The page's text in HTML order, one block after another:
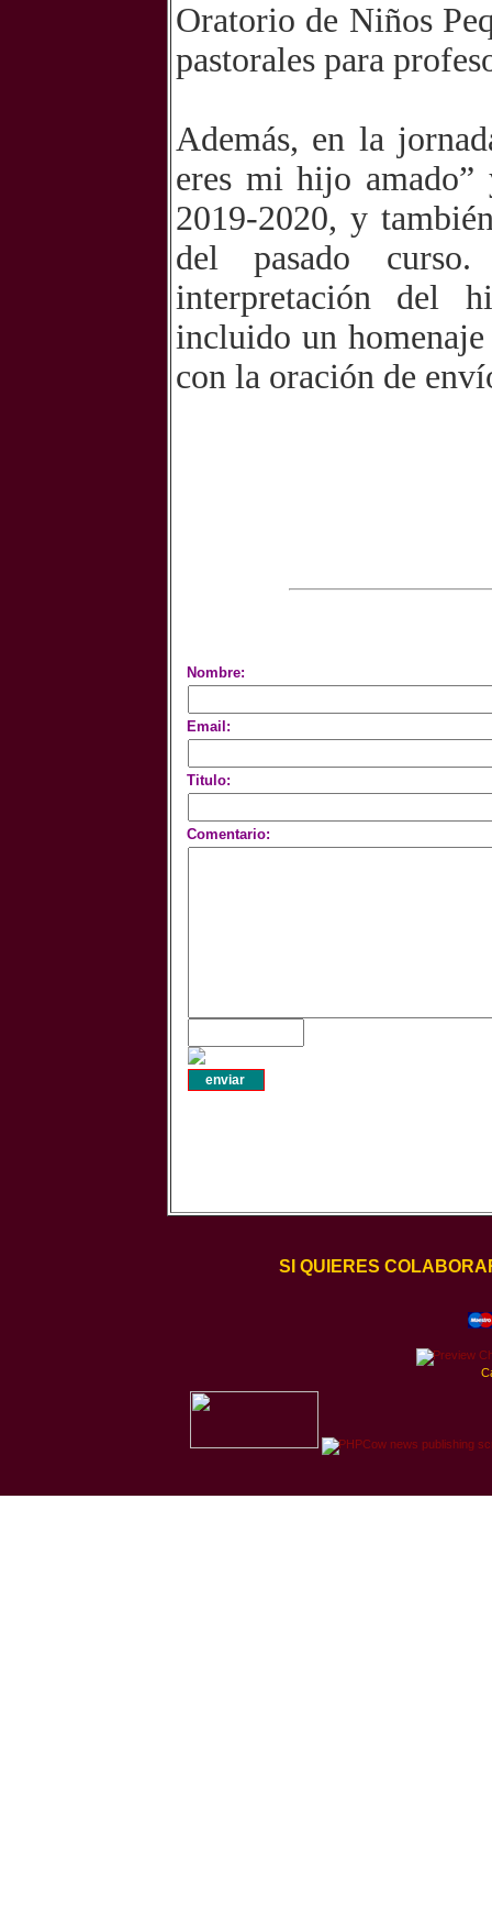
Oratorio de Niños
pastorales para
Además, en la
eres mi hijo
2019-2020, y
del pasado
interpretación del
incluido un
con la oración de
Nombre:
Email:
Titulo:
Comentario:
SI QUIERES